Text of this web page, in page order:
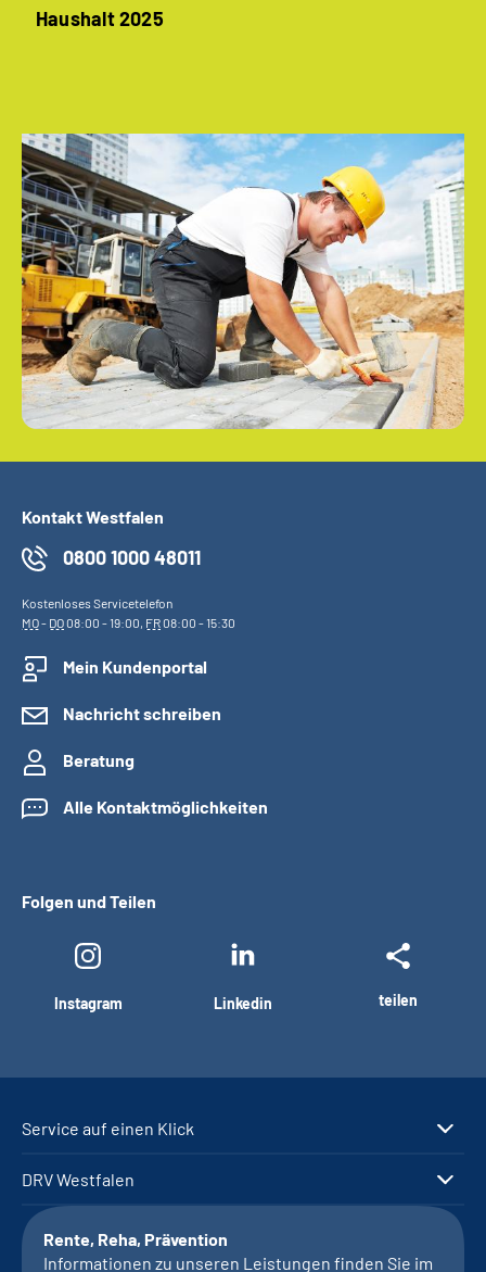
Haushalt 2025
Kontakt Westfalen
0800 1000 48011
Kostenloses Servicetelefon
MO- DO08:00 - 19:00, FR08:00 - 15:30
Mein Kundenportal
Nachricht schreiben
Beratung
Alle Kontaktmöglichkeiten
Folgen und Teilen
Instagram Linkedin teilen
Service auf einen Klick
DRV Westfalen
Rente, Reha, Prävention
Informationen zu unseren Leistungen finden Sie im